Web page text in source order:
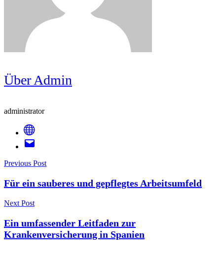
Über Admin
administrator
Post
Navigation
Previous Post
Für ein sauberes und gepflegtes Arbeitsumfeld
Next Post
Ein umfassender Leitfaden zur
Krankenversicherung in Spanien